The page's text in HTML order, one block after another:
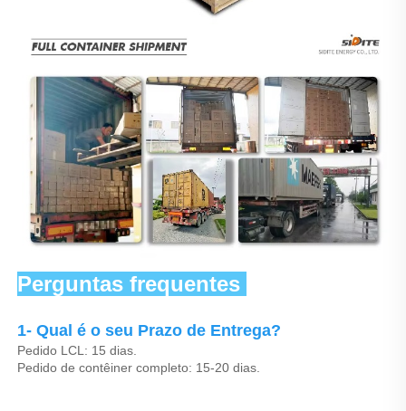
Perguntas frequentes
1- Qual é o seu Prazo de Entrega?
Pedido LCL: 15 dias.
Pedido de contêiner completo: 15-20 dias.